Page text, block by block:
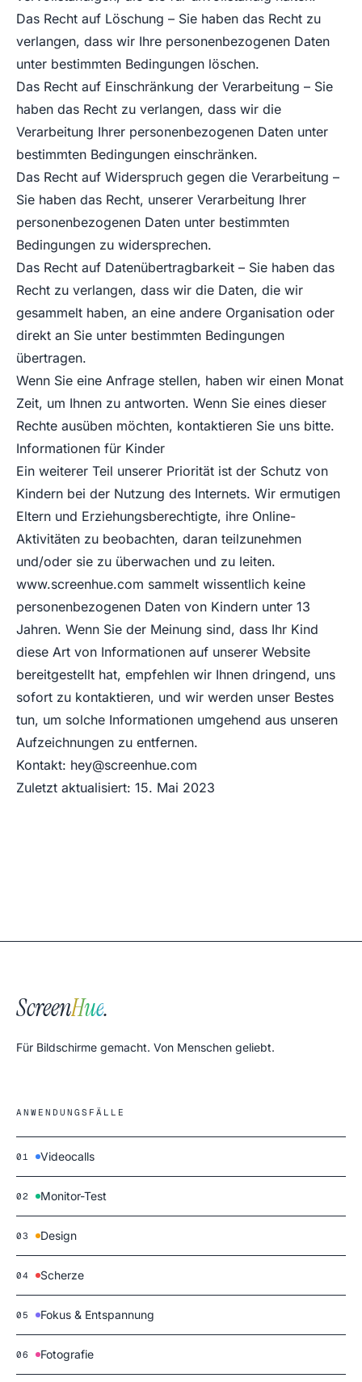
Das Recht auf Löschung – Sie haben das Recht zu
verlangen, dass wir Ihre personenbezogenen Daten
unter bestimmten Bedingungen löschen.
Das Recht auf Einschränkung der Verarbeitung – Sie
haben das Recht zu verlangen, dass wir die
Verarbeitung Ihrer personenbezogenen Daten unter
bestimmten Bedingungen einschränken.
Das Recht auf Widerspruch gegen die Verarbeitung –
Sie haben das Recht, unserer Verarbeitung Ihrer
personenbezogenen Daten unter bestimmten
Bedingungen zu widersprechen.
Das Recht auf Datenübertragbarkeit – Sie haben das
Recht zu verlangen, dass wir die Daten, die wir
gesammelt haben, an eine andere Organisation oder
direkt an Sie unter bestimmten Bedingungen
übertragen.
Wenn Sie eine Anfrage stellen, haben wir einen Monat
Zeit, um Ihnen zu antworten. Wenn Sie eines dieser
Rechte ausüben möchten, kontaktieren Sie uns bitte.
Informationen für Kinder
Ein weiterer Teil unserer Priorität ist der Schutz von
Kindern bei der Nutzung des Internets. Wir ermutigen
Eltern und Erziehungsberechtigte, ihre Online-
Aktivitäten zu beobachten, daran teilzunehmen
und/oder sie zu überwachen und zu leiten.
www.screenhue.com sammelt wissentlich keine
personenbezogenen Daten von Kindern unter 13
Jahren. Wenn Sie der Meinung sind, dass Ihr Kind
diese Art von Informationen auf unserer Website
bereitgestellt hat, empfehlen wir Ihnen dringend, uns
sofort zu kontaktieren, und wir werden unser Bestes
tun, um solche Informationen umgehend aus unseren
Aufzeichnungen zu entfernen.
Kontakt: hey@screenhue.com
Zuletzt aktualisiert: 15. Mai 2023
ScreenHue.
Für Bildschirme gemacht. Von Menschen geliebt.
ANWENDUNGSFÄLLE
01 Videocalls
02 Monitor-Test
03 Design
04 Scherze
05 Fokus & Entspannung
06 Fotografie